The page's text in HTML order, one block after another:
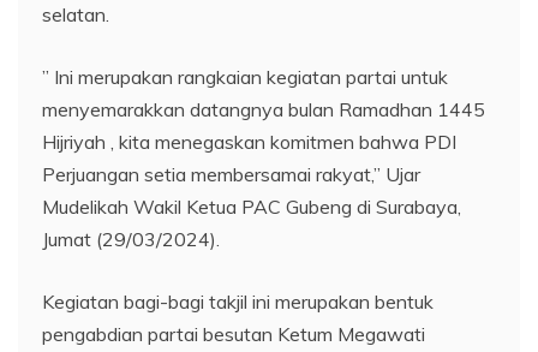
selatan.
” Ini merupakan rangkaian kegiatan partai untuk
menyemarakkan datangnya bulan Ramadhan 1445
Hijriyah , kita menegaskan komitmen bahwa PDI
Perjuangan setia membersamai rakyat,” Ujar
Mudelikah Wakil Ketua PAC Gubeng di Surabaya,
Jumat (29/03/2024).
Kegiatan bagi-bagi takjil ini merupakan bentuk
pengabdian partai besutan Ketum Megawati